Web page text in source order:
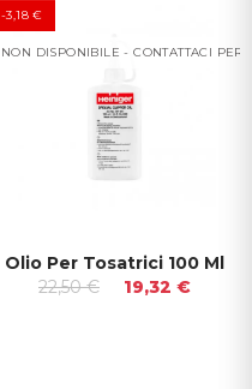
-3,18 €
NON DISPONIBILE - CONTATTACI PER
Olio Per Tosatrici 100 Ml
22,50 €
19,32 €